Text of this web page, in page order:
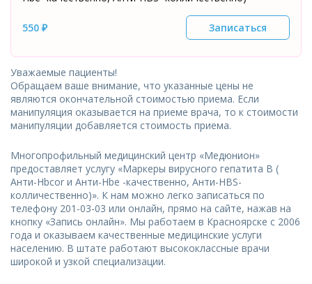
550 ₽ Записаться
Уважаемые пациенты!
Обращаем ваше внимание, что указанные цены не
являются окончательной стоимостью приема. Если
манипуляция оказывается на приеме врача, то к стоимости
манипуляции добавляется стоимость приема.
Многопрофильный медицинский центр «Медюнион»
предоставляет услугу «Маркеры вирусного гепатита В (
Анти-Hbcor и Анти-Hbe -качественно, Анти-HBS-
колличественно)». К нам можно легко записаться по
телефону 201-03-03 или онлайн, прямо на сайте, нажав на
кнопку «Запись онлайн». Мы работаем в Красноярске с 2006
года и оказываем качественные медицинские услуги
населению. В штате работают высококлассные врачи
широкой и узкой специализации.